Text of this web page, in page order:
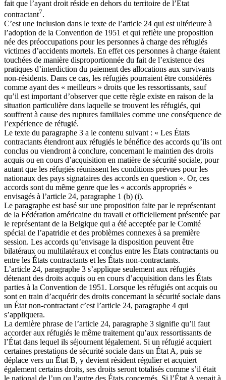
fait que l’ayant droit réside en dehors du territoire de l’État
contractant7.
C’est une inclusion dans le texte de l’article 24 qui est ultérieure à
l’adoption de la Convention de 1951 et qui reflète une proposition
née des préoccupations pour les personnes à charge des réfugiés
victimes d’accidents mortels. En effet ces personnes à charge étaient
touchées de manière disproportionnée du fait de l’existence des
pratiques d’interdiction du paiement des allocations aux survivants
non-résidents. Dans ce cas, les réfugiés pourraient être considérés
comme ayant des « meilleurs » droits que les ressortissants, sauf
qu’il est important d’observer que cette règle existe en raison de la
situation particulière dans laquelle se trouvent les réfugiés, qui
souffrent à cause des ruptures familiales comme une conséquence de
l’expérience de réfugié.
Le texte du paragraphe 3 a le contenu suivant : « Les États
contractants étendront aux réfugiés le bénéfice des accords qu’ils ont
conclus ou viendront à conclure, concernant le maintien des droits
acquis ou en cours d’acquisition en matière de sécurité sociale, pour
autant que les réfugiés réunissent les conditions prévues pour les
nationaux des pays signataires des accords en question ». Or, ces
accords sont du même genre que les « accords appropriés »
envisagés à l’article 24, paragraphe 1 (b) (i).
Le paragraphe est basé sur une proposition faite par le représentant
de la Fédération américaine du travail et officiellement présentée par
le représentant de la Belgique qui a été acceptée par le Comité
spécial de l’apatridie et des problèmes connexes à sa première
session. Les accords qu’envisage la disposition peuvent être
bilatéraux ou multilatéraux et conclus entre les États contractants ou
entre les États contractants et les États non-contractants.
L’article 24, paragraphe 3 s’applique seulement aux réfugiés
détenant des droits acquis ou en cours d’acquisition dans les États
parties à la Convention de 1951. Lorsque les réfugiés ont acquis ou
sont en train d’acquérir des droits concernant la sécurité sociale dans
un État non-contractant c’est l’article 24, paragraphe 4 qui
s’appliquera.
La dernière phrase de l’article 24, paragraphe 3 signifie qu’il faut
accorder aux réfugiés le même traitement qu’aux ressortissants de
l’État dans lequel ils séjournent légalement. Si un réfugié acquiert
certaines prestations de sécurité sociale dans un État A, puis se
déplace vers un État B, y devient résident régulier et acquiert
également certains droits, ses droits seront totalisés comme s’il était
le national de l’un ou l’autre des États concernés. Si l’État A venait à